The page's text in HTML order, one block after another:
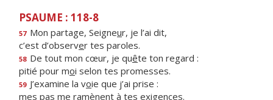
PSAUME : 118-8
57 Mon partage, Seigneur, je l’ai dit,
c’est d’observer tes paroles.
58 De tout mon cœur, je quête ton regard :
pitié pour moi selon tes promesses.
59 J’examine la voie que j’ai prise :
mes pas me ramènent à tes exigences.